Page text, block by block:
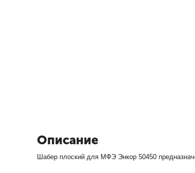
Описание
Шабер плоский для МФЭ Энкор 50450